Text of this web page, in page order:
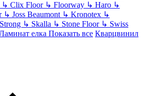
↳ Clix Floor ↳ Floorway ↳ Haro ↳
↳ Joss Beaumont ↳ Kronotex ↳
↳ Skalla ↳ Stone Floor ↳ Swiss
елка Показать все Кварцвинил